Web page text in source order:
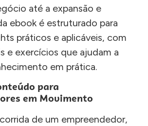
até a expansão e
ebook é estruturado para
práticos e aplicáveis, com
e exercícios que ajudam a
em prática.
para
em Movimento
de um empreendedor,